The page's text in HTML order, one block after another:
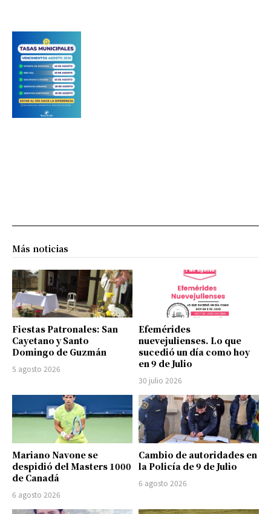
Más noticias
Fiestas Patronales: San
Cayetano y Santo
Domingo de Guzmán
5 agosto 2026
Efemérides
nuevejulienses. Lo que
sucedió un día como hoy
en 9 de Julio
30 julio 2026
Mariano Navone se
despidió del Masters 1000
de Canadá
6 agosto 2026
Cambio de autoridades en
la Policía de 9 de Julio
6 agosto 2026